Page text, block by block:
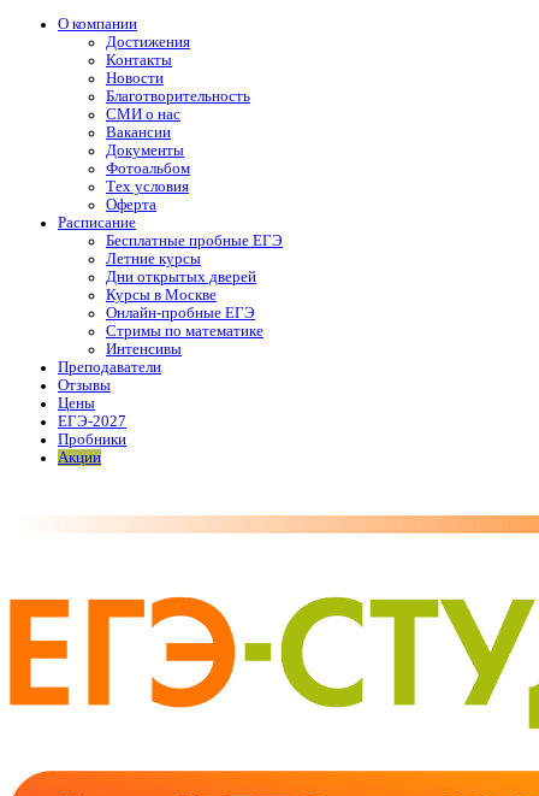
О компании
Достижения
Контакты
Новости
Благотворительность
СМИ о нас
Вакансии
Документы
Фотоальбом
Тех условия
Оферта
Расписание
Бесплатные пробные ЕГЭ
Летние курсы
Дни открытых дверей
Курсы в Москве
Онлайн-пробные ЕГЭ
Стримы по математике
Интенсивы
Преподаватели
Отзывы
Цены
ЕГЭ-2027
Пробники
Акции